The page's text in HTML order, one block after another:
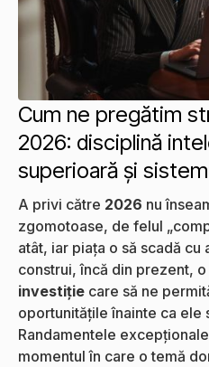
Cum ne pregătim
2026: disciplină
superioară și
A privi către 2026 nu
zgomotoase, de felul
atât, iar piața o să scadă cu
construi, încă din prezent, o
investiție care să ne
oportunitățile înainte ca ele
Randamentele
momentul în care o temă